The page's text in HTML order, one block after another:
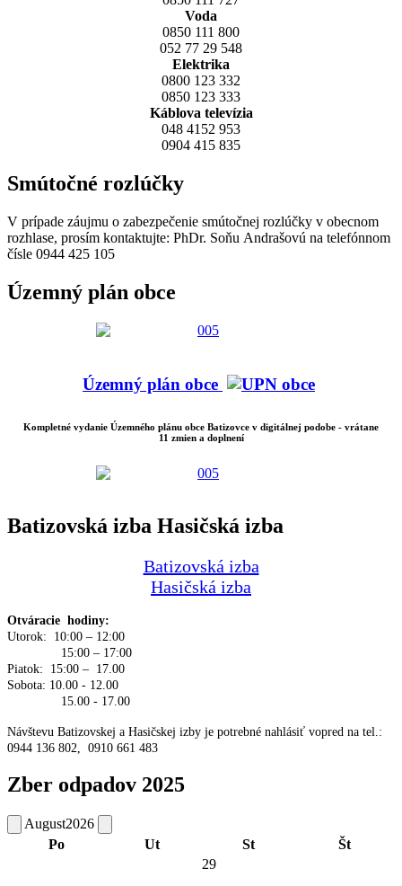
Voda
0850 111 800
052 77 29 548
Elektrika
0800 123 332
0850 123 333
Káblova televízia
048 4152 953
0904 415 835
Smútočné rozlúčky
V prípade záujmu o zabezpečenie smútočnej rozlúčky v obecnom
rozhlase, prosím kontaktujte: PhDr. Soňu Andrašovú na telefónnom
čísle 0944 425 105
Územný plán obce
Územný plán obce
Kompletné vydanie Územného plánu obce Batizovce v digitálnej podobe - vrátane
11 zmien a doplnení
Batizovská izba Hasičská izba
Batizovská izba
Hasičská izba
Otváracie hodiny:
Utorok: 10:00 – 12:00
15:00 – 17:00
Piatok: 15:00 – 17.00
Sobota: 10.00 - 12.00
15.00 - 17.00
Návštevu Batizovskej a Hasičskej izby je potrebné nahlásiť vopred na tel.:
0944 136 802, 0910 661 483
Zber odpadov 2025
August2026
Po
Ut St Št
29